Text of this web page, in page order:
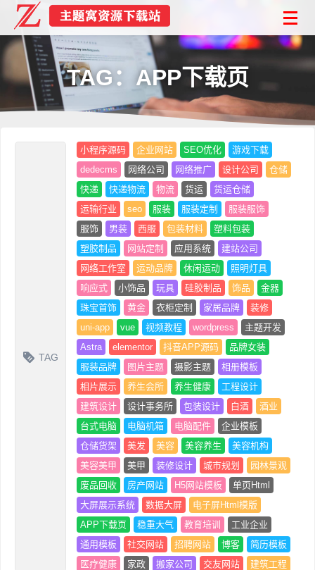
TAG：APP下载页
TAG
小程序源码 企业网站 SEO优化
游戏下载
dedecms
网络公司 网络推广 设计公司
仓储
快递
快递物流 物流 货运
货运仓储
运输行业
seo 服装 服装定制
服装服饰
服饰
男装 西服 包装材料
塑料包装
塑胶制品
网站定制 应用系统
建站公司
网络工作室
运动品牌 休闲运动
照明灯具
响应式
小饰品 玩具 硅胶制品 饰品
金器
珠宝首饰
黄金 衣柜定制 家居品牌
装修
uni-app
vue 视频教程 wordpress
主题开发
Astra
elementor 抖音APP源码
品牌女装
服装品牌
图片主题 摄影主题
相册模板
相片展示
养生会所 养生健康
工程设计
建筑设计
设计事务所 包装设计 白酒
酒业
台式电脑
电脑机箱 电脑配件
企业模板
仓储货架
美发 美容 美容养生
美容机构
美容美甲
美甲 装修设计 城市规划
园林景观
废品回收
房产网站 H5网站模板
单页Html
大屏展示系统
数据大屏
电子屏Html模版
APP下载页
稳重大气 教育培训
工业企业
通用模板
社交网站 招聘网站 博客
简历模板
医疗健康
家政 搬家公司 交友网站 建筑工程